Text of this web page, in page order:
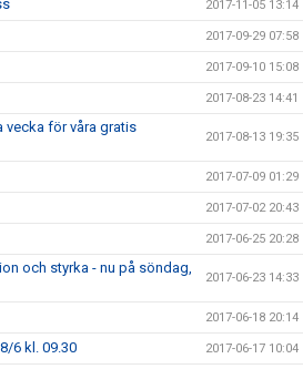
2017-11-05 13:14
2017-09-29 07:58
2017-09-10 15:08
2017-08-23 14:41
vecka för våra gratis
2017-08-13 19:35
2017-07-09 01:29
2017-07-02 20:43
2017-06-25 20:28
och styrka - nu på söndag,
2017-06-23 14:33
2017-06-18 20:14
6 kl. 09.30 2017-06-17 10:04